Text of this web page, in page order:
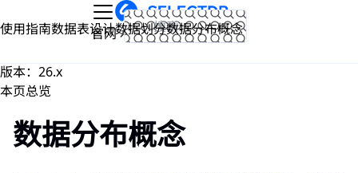
文档
官网
使用指南数据表设计数据划分数据分布概念
版本：26.x
本页总览
数据分布概念